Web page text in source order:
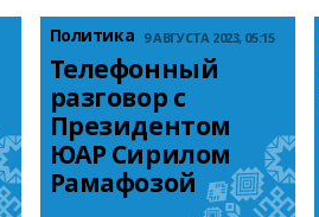
Политика 9 АВГУСТА 2023, 05:15
Телефонный
разговор с
Президентом
ЮАР Сирилом
Рамафозой